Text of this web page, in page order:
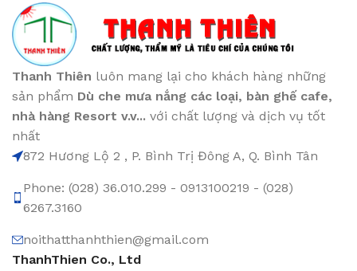
Thanh Thiên luôn mang lại cho khách hàng những
sản phẩm Dù che mưa nắng các loại, bàn ghế cafe,
nhà hàng Resort v.v... với chất lượng và dịch vụ tốt
nhất
872 Hương Lộ 2 , P. Bình Trị Đông A, Q. Bình Tân
Phone: (028) 36.010.299 - 0913100219 - (028)
6267.3160
noithatthanhthien@gmail.com
ThanhThien Co., Ltd